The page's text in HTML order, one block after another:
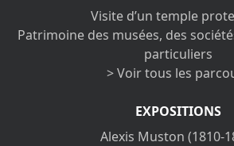
Visite d’un temple
Patrimoine des musées, des
particuliers
> Voir tous les
EXPOSITIONS
Alexis Muston (1810-